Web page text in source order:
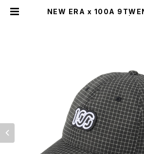
NEW ERA x 100A